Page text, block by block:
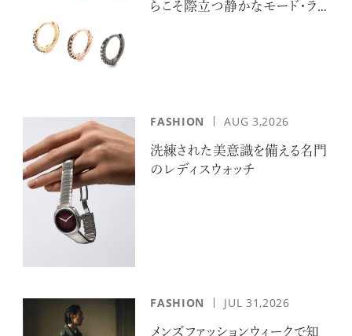
らこそ際立つ静かなモード・ラ
FASHION AUG 3,2026
洗練された美意識を備える名門
のレディスウォッチ
FASHION JUL 31,2026
メンズファッションウィークで知